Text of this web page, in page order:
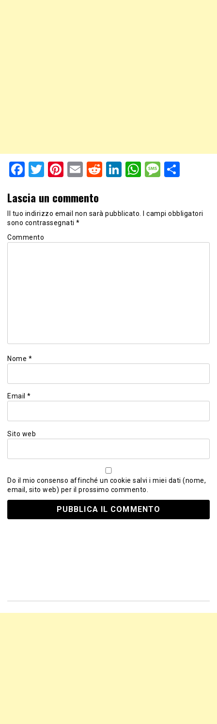
Facebook
Twitter
Pinterest
EmailRedditLinkedIn
WhatsApp
Lascia un commento
Il tuo indirizzo email non sarà pubblicato.
I campi obbligatori
sono contrassegnati *
Commento
Nome *
Email *
Sito web
Do il mio consenso affinché un cookie salvi i miei dati (nome,
email, sito web) per il prossimo commento.